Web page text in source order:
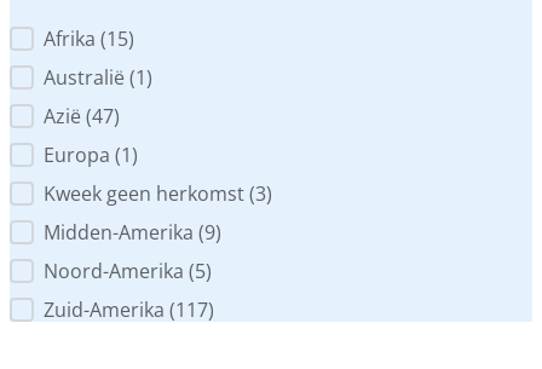
Werelddeel
Afrika (15)
Australië (1)
Azië (47)
Europa (1)
Kweek geen herkomst(3)
Midden-Amerika (9)
Noord-Amerika (5)
Zuid-Amerika (117)